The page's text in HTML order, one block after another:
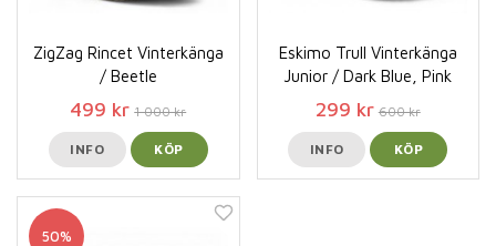
ZigZag Rincet Vinterkänga
/ Beetle
499 kr 1 000 kr
INFO KÖP
Eskimo Trull Vinterkänga
Junior / Dark Blue, Pink
299 kr 600 kr
INFO KÖP
50%